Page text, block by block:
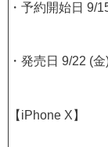
・予約開始日 9/
・発売日 9/22 (金
【iPhone X】